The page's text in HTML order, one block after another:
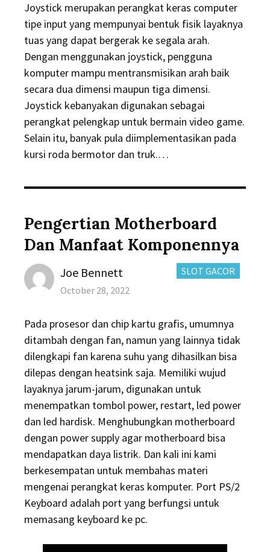
Joystick merupakan perangkat keras computer
tipe input yang mempunyai bentuk fisik layaknya
tuas yang dapat bergerak ke segala arah.
Dengan menggunakan joystick, pengguna
komputer mampu mentransmisikan arah baik
secara dua dimensi maupun tiga dimensi.
Joystick kebanyakan digunakan sebagai
perangkat pelengkap untuk bermain video game.
Selain itu, banyak pula diimplementasikan pada
kursi roda bermotor dan truk.…
Pengertian Motherboard
Dan Manfaat Komponennya
CATEGORIES:
SLOT GACOR
Author
Joe Bennett
Posted
October 28, 2022
Pada prosesor dan chip kartu grafis, umumnya
ditambah dengan fan, namun yang lainnya tidak
dilengkapi fan karena suhu yang dihasilkan bisa
dilepas dengan heatsink saja. Memiliki wujud
layaknya jarum-jarum, digunakan untuk
menempatkan tombol power, restart, led power
dan led hardisk. Menghubungkan motherboard
dengan power supply agar motherboard bisa
mendapatkan daya listrik. Dan kali ini kami
berkesempatan untuk membahas materi
mengenai perangkat keras komputer. Port PS/2
Keyboard adalah port yang berfungsi untuk
memasang keyboard ke pc.